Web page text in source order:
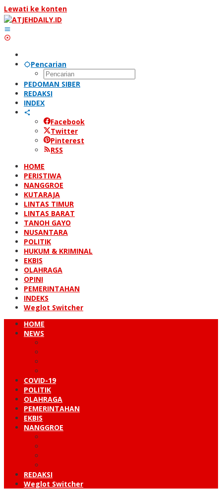
Lewati ke konten
Pencarian
PEDOMAN SIBER
REDAKSI
INDEX
Facebook
Twitter
Pinterest
RSS
HOME
PERISTIWA
NANGGROE
KUTARAJA
LINTAS TIMUR
LINTAS BARAT
TANOH GAYO
NUSANTARA
POLITIK
HUKUM & KRIMINAL
EKBIS
OLAHRAGA
OPINI
PEMERINTAHAN
INDEKS
Weglot Switcher
HOME
NEWS
COVID-19
POLITIK
OLAHRAGA
PEMERINTAHAN
EKBIS
NANGGROE
REDAKSI
Weglot Switcher